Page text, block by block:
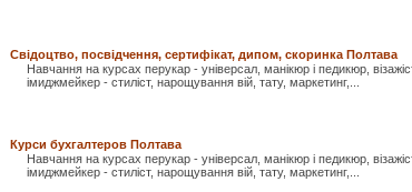
Свідоцтво, посвідчення, сертифікат, дипом, скоринка Полтава
Навчання на курсах перукар - універсал, манікюр і педикюр,
імиджмейкер - стиліст, нарощування вій, тату, маркетинг,...
Курси бухгалтеров Полтава
Навчання на курсах перукар - універсал, манікюр і педикюр,
імиджмейкер - стиліст, нарощування вій, тату, маркетинг,...